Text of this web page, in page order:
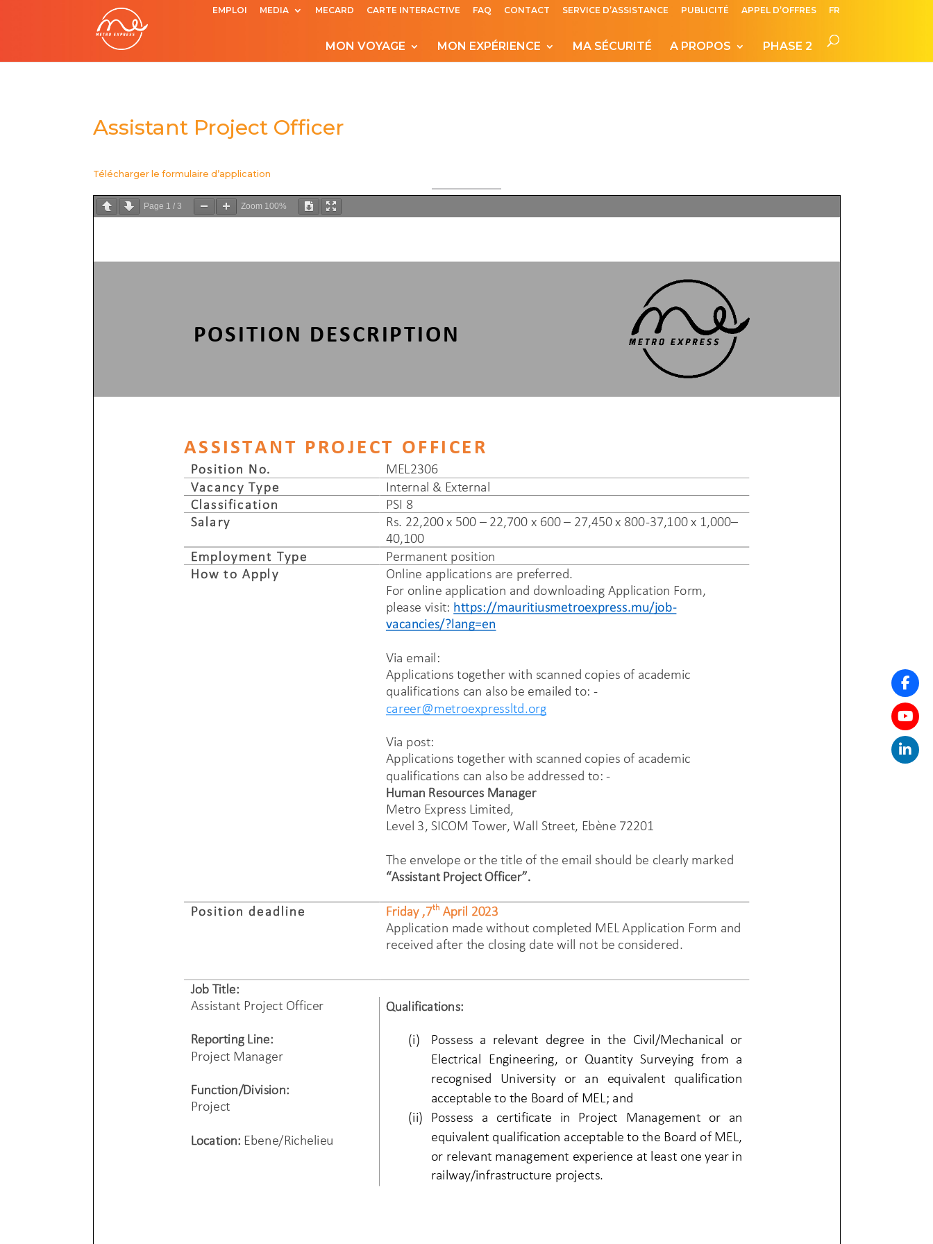
EMPLOI MEDIA MECARD CARTE INTERACTIVE FAQ CONTACT SERVICE D’ASSISTANCE PUBLICITÉ APPEL D’OFFRES FR
MON VOYAGE MON EXPÉRIENCE MA SÉCURITÉ A PROPOS PHASE 2
Assistant Project Officer
Télécharger le formulaire d’application
Page 1 /3 Zoom 100%